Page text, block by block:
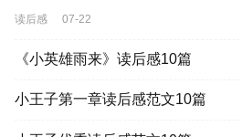
读后感 07-22
《小英雄雨来》读后感10篇
小王子第一章读后感范文10篇